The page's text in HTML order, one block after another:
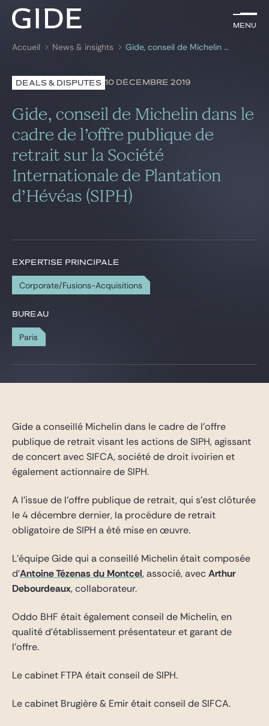
Menu
Rechercher par mots-clés
Menu
Avocats
Expertises
Global
News & insights
Gide Pro Bono et RSE
Blog Real Estate
Contact
Accueil News & insights Gide, conseil de Michelin dans le cadre de l’offre publique de retrait sur la Société Internationale de Plantation d’Hévéas (SIPH)
DEALS & DISPUTES 10 DÉCEMBRE 2019
Gide, conseil de Michelin dans le
cadre de l’offre publique de
retrait sur la Société
Internationale de Plantation
d’Hévéas (SIPH)
EXPERTISE PRINCIPALE
Corporate/Fusions-Acquisitions
BUREAU
Paris
Gide a conseillé Michelin dans le cadre de l’offre
publique de retrait visant les actions de SIPH, agissant
de concert avec SIFCA, société de droit ivoirien et
également actionnaire de SIPH.
A l’issue de l’offre publique de retrait, qui s’est clôturée
le 4 décembre dernier, la procédure de retrait
obligatoire de SIPH a été mise en œuvre.
L’équipe Gide qui a conseillé Michelin était composée
d’Antoine Tézenas du Montcel, associé, avecArthur
Debourdeaux, collaborateur.
Oddo BHF était également conseil de Michelin, en
qualité d’établissement présentateur et garant de
l’offre.
Le cabinet FTPA était conseil de SIPH.
Le cabinet Brugière & Emir était conseil de SIFCA.